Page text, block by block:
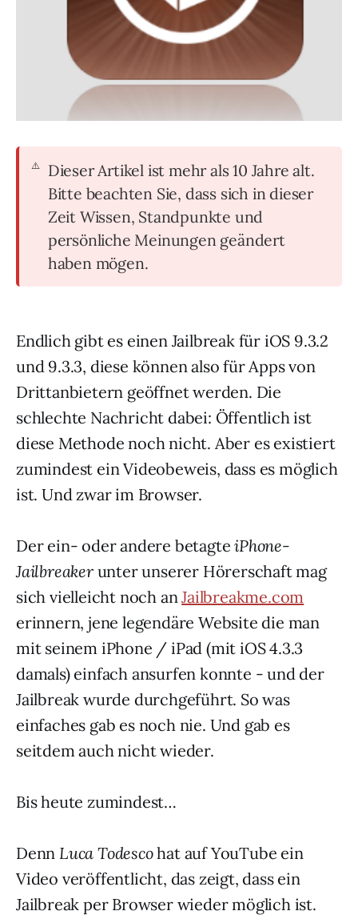
Dieser Artikel ist mehr als 10 Jahre alt.
Bitte beachten Sie, dass sich in dieser
Zeit Wissen, Standpunkte und
persönliche Meinungen geändert
haben mögen.
Endlich gibt es einen Jailbreak für iOS 9.3.2
und 9.3.3, diese können also für Apps von
Drittanbietern geöffnet werden. Die
schlechte Nachricht dabei: Öffentlich ist
diese Methode noch nicht. Aber es existiert
zumindest ein Videobeweis, dass es möglich
ist. Und zwar im Browser.
Der ein- oder andere betagteiPhone-
Jailbreakerunter unserer Hörerschaft mag
sich vielleicht noch anJailbreakme.com
erinnern, jene legendäre Website die man
mit seinem iPhone / iPad (mit iOS 4.3.3
damals) einfach ansurfen konnte - und der
Jailbreak wurde durchgeführt. So was
einfaches gab es noch nie. Und gab es
seitdem auch nicht wieder.
Bis heute zumindest…
Denn Luca Todescohat auf YouTube ein
Video veröffentlicht, das zeigt, dass ein
Jailbreak per Browser wieder möglich ist.